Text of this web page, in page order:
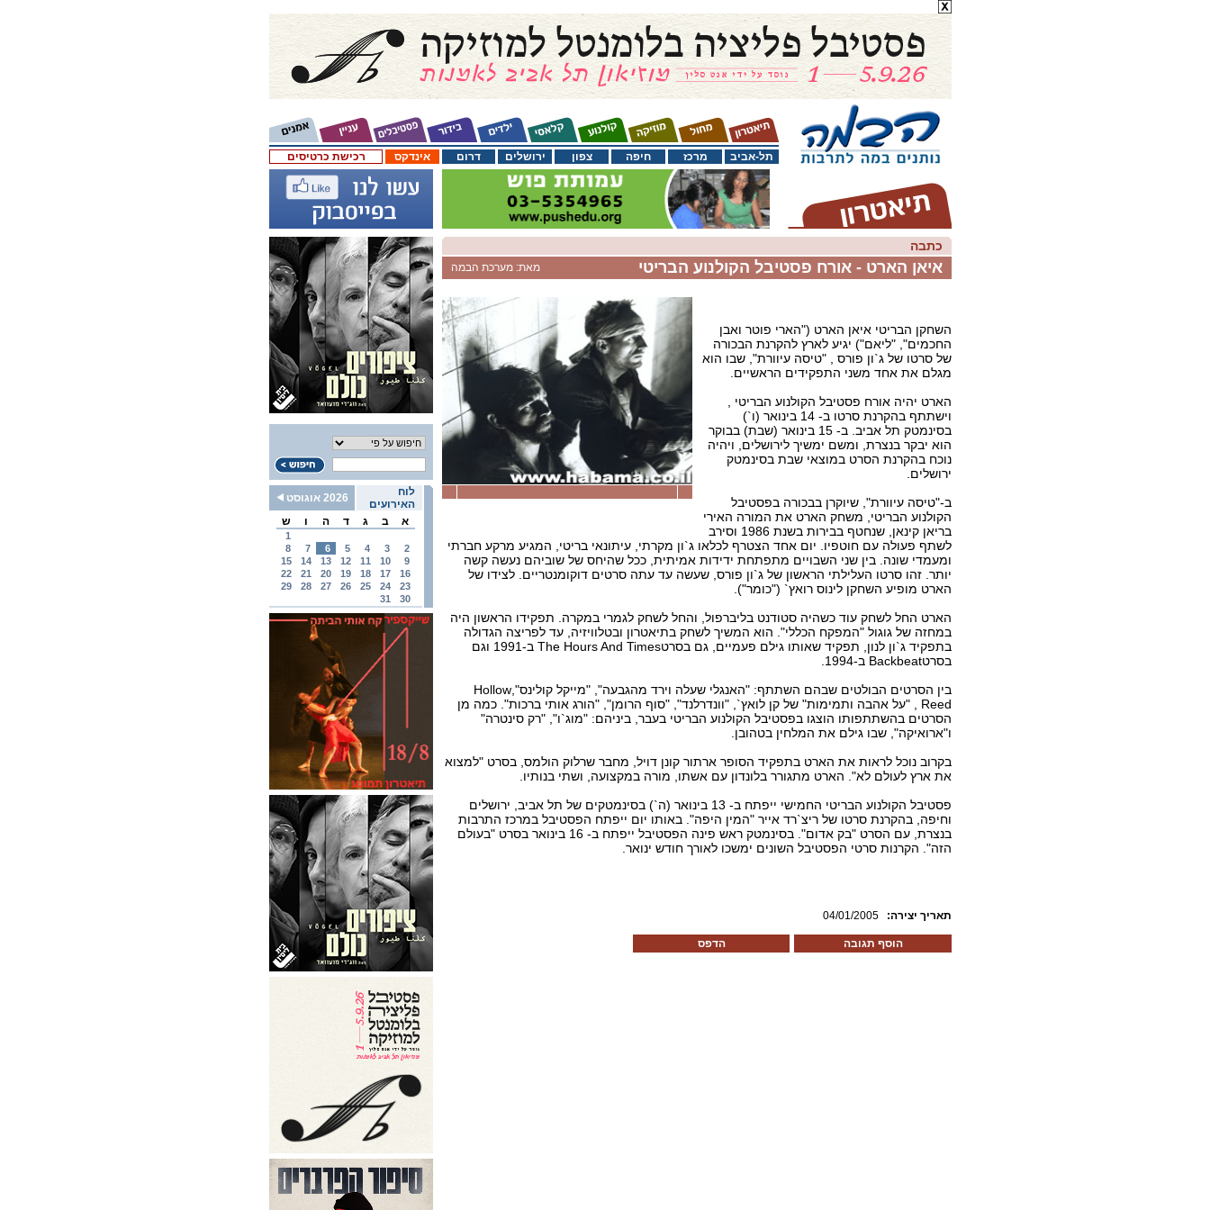
רכישת כרטיסים אינדקס דרום ירושלים צפון חיפה מרכז תל-אביב
לוח
האירועים
2026 אוגוסט
א
ב ג ד ה ו ש
1
2
3
4
5
6
7
8
9
10
11
12
13
14
15
16
17
18
19
20
21
22
23
24
25
26
27
28
29
30
31
כתבה
מאת: מערכת הבמה איאן הארט - אורח פסטיבל הקולנוע הבריטי
השחקן הבריטי איאן הארט ("הארי פוטר ואבן
החכמים", "ליאם") יגיע לארץ להקרנת הבכורה
של סרטו של ג`ון פורס , "טיסה עיוורת", שבו הוא
מגלם את אחד משני התפקידים הראשיים.
הארט יהיה אורח פסטיבל הקולנוע הבריטי ,
וישתתף בהקרנת סרטו ב- 14 בינואר (ו`)
בסינמטק תל אביב. ב- 15 בינואר (שבת) בבוקר
הוא יבקר בנצרת, ומשם ימשיך לירושלים, ויהיה
נוכח בהקרנת הסרט במוצאי שבת בסינמטק
ירושלים.
ב-"טיסה עיוורת", שיוקרן בבכורה בפסטיבל
הקולנוע הבריטי, משחק הארט את המורה האירי
בריאן קינאן, שנחטף בבירות בשנת 1986 וסירב
לשתף פעולה עם חוטפיו. יום אחד הצטרף לכלאו ג`ון מקרתי, עיתונאי בריטי, המגיע מרקע חברתי
ומעמדי שונה. בין שני השבויים מתפתחת ידידות אמיתית, ככל שהיחס של שוביהם נעשה קשה
יותר. זהו סרטו העלילתי הראשון של ג`ון פורס, שעשה עד עתה סרטים דוקומנטריים. לצידו של
הארט מופיע השחקן לינוס רואץ` ("כומר").
הארט החל לשחק עוד כשהיה סטודנט בליברפול, והחל לשחק לגמרי במקרה. תפקידו הראשון היה
במחזה של גוגול "המפקח הכללי". הוא המשיך לשחק בתיאטרון ובטלוויזיה, עד לפריצה הגדולה
בתפקיד ג`ון לנון, תפקיד שאותו גילם פעמיים, גם בסרטThe Hours And Times ב-1991 וגם
בסרטBackbeat ב-1994.
בין הסרטים הבולטים שבהם השתתף: "האנגלי שעלה וירד מהגבעה", "מייקל קולינס",Hollow
Reed , "על אהבה ותמימות" של קן לואץ`, "וונדרלנד", "סוף הרומן", "הורג אותי ברכות". כמה מן
הסרטים בהשתתפותו הוצגו בפסטיבל הקולנוע הבריטי בעבר, ביניהם: "מוג`ו", "רק סינטרה"
ו"ארואיקה", שבו גילם את המלחין בטהובן.
בקרוב נוכל לראות את הארט בתפקיד הסופר ארתור קונן דויל, מחבר שרלוק הולמס, בסרט "למצוא
את ארץ לעולם לא". הארט מתגורר בלונדון עם אשתו, מורה במקצועה, ושתי בנותיו.
פסטיבל הקולנוע הבריטי החמישי ייפתח ב- 13 בינואר (ה`) בסינמטקים של תל אביב, ירושלים
וחיפה, בהקרנת סרטו של ריצ`רד אייר "המין היפה". באותו יום ייפתח הפסטיבל במרכז התרבות
בנצרת, עם הסרט "בק אדום". בסינמטק ראש פינה הפסטיבל ייפתח ב- 16 בינואר בסרט "בעולם
הזה". הקרנות סרטי הפסטיבל השונים ימשכו לאורך חודש ינואר.
04/01/2005 :תאריך יצירה
הדפס הוסף תגובה